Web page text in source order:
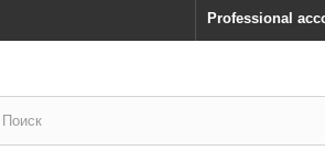
Professional